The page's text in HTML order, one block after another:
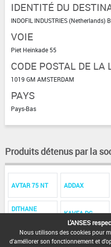
IDENTITÉ DU
INDOFIL INDUSTRIES (Netherlands)
VOIE
Piet Heinkade 55
CODE POSTAL DE LA
1019 GM AMSTERDAM
PAYS
Pays-Bas
Produits détenus par la
AVTAR 75 NT ADDAX
DITHANE
KAVEA DG
MILCOZEBE VACOR 80 WP
L'ANSES
Nous utilisons des cookies pour
d'améliorer son fonctionnement et